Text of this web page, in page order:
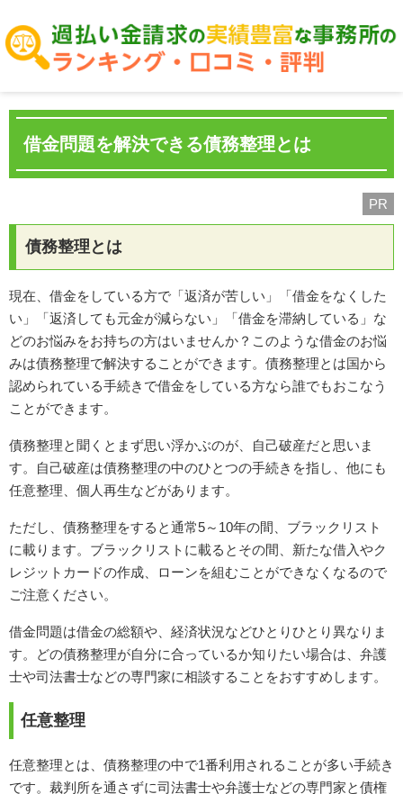
借金問題を解決できる債務整理とは
PR
債務整理とは
現在、借金をしている方で「返済が苦しい」「借金をなくした
い」「返済しても元金が減らない」「借金を滞納している」な
どのお悩みをお持ちの方はいませんか？このような借金のお悩
みは債務整理で解決することができます。債務整理とは国から
認められている手続きで借金をしている方なら誰でもおこなう
ことができます。
債務整理と聞くとまず思い浮かぶのが、自己破産だと思いま
す。自己破産は債務整理の中のひとつの手続きを指し、他にも
任意整理、個人再生などがあります。
ただし、債務整理をすると通常5～10年の間、ブラックリスト
に載ります。ブラックリストに載るとその間、新たな借入やク
レジットカードの作成、ローンを組むことができなくなるので
ご注意ください。
借金問題は借金の総額や、経済状況などひとりひとり異なりま
す。どの債務整理が自分に合っているか知りたい場合は、弁護
士や司法書士などの専門家に相談することをおすすめします。
任意整理
任意整理とは、債務整理の中で1番利用されることが多い手続き
です。裁判所を通さずに司法書士や弁護士などの専門家と債権